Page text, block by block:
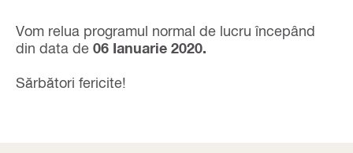
Vom relua programul normal de lucru începând
din data de 06 Ianuarie 2020.
Sărbători fericite!